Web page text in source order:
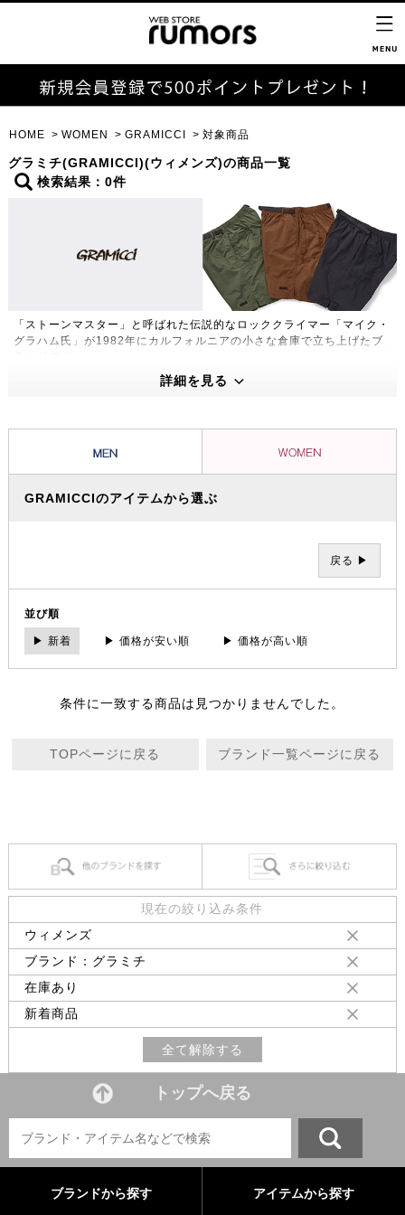
HOME WOMEN GRAMICCI 対象商品
グラミチ(GRAMICCI)(ウィメンズ)の商品一覧
検索結果：0件
「ストーンマスター」と呼ばれた伝説的なロッククライマー「マイク・
グラハム氏」が1982年にカルフォルニアの小さな倉庫で立ち上げたブ
180度自然な開脚を可能にした「ガゼットクロッチ」や片手で簡単に調
節できる「Webbingベルト」など独特の機能性をもったグラミチパン
詳細を見る
GRAMICCIのアイテムから選ぶ
戻る ▶
並び順
▶ 新着 ▶ 価格が安い順 ▶ 価格が高い順
条件に一致する商品は見つかりませんでした。
TOPページに戻る ブランド一覧ページに戻る
現在の絞り込み条件
ウィメンズ
ブランド：グラミチ
在庫あり
新着商品
全て解除する
トップへ戻る
ブランドから探す アイテムから探す